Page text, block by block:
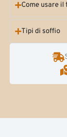
Come usare
Tipi di soffio